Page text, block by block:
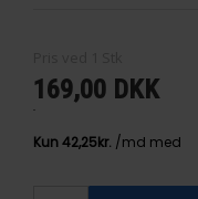
169,00 DKK